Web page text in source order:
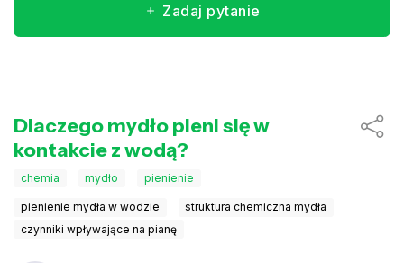
Zadaj pytanie
Dlaczego mydło pieni się w
kontakcie z wodą?
chemia mydło pienienie
pienienie mydła w wodzie
struktura chemiczna mydła
czynniki wpływające na pianę